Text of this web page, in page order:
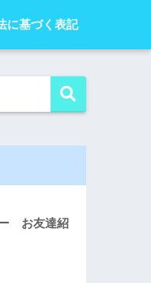
に基づく表記
お友達紹